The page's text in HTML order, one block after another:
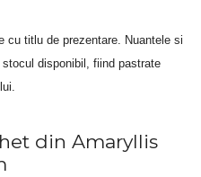
cu titlu de prezentare. Nuantele si
disponibil, fiind pastrate
din Amaryllis